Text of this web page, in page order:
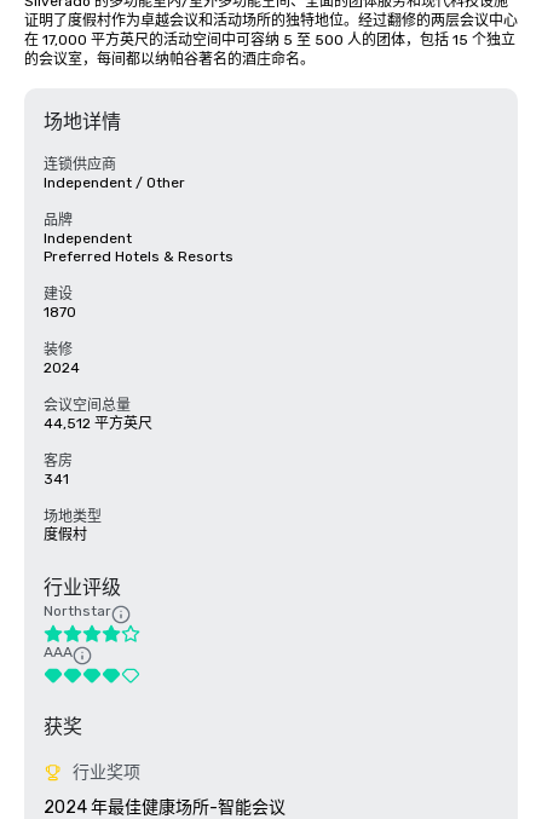
证明了度假村作为卓越会议和活动场所的独特地位。经过翻修的两层会议中心
在 17,000 平方英尺的活动空间中可容纳 5 至 500 人的团体，包括 15 个独立
的会议室，每间都以纳帕谷著名的酒庄命名。
场地详情
连锁供应商
Independent / Other
品牌
Independent
Preferred Hotels & Resorts
建设
1870
装修
2024
会议空间总量
44,512 平方英尺
客房
341
场地类型
度假村
行业评级
Northstar
AAA
获奖
行业奖项
2024 年最佳健康场所-智能会议